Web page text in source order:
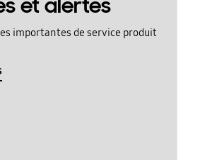
et alertes
importantes de service produit